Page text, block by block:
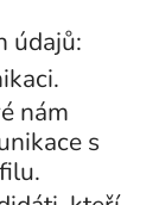
údajů:
nám
s